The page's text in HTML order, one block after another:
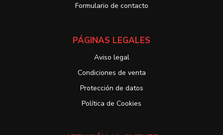
Formulario de contacto
PÁGINAS LEGALES
Aviso legal
Condiciones de venta
Protección de datos
Política de Cookies